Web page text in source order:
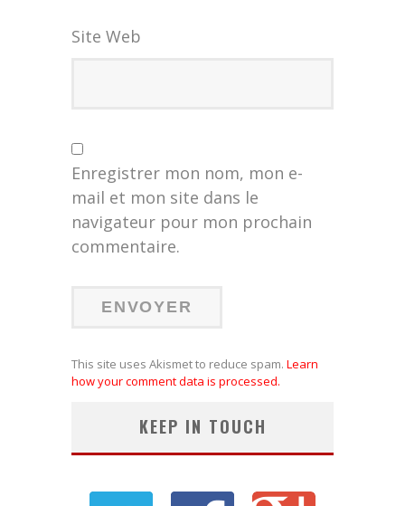
Site Web
Enregistrer mon nom, mon e-
mail et mon site dans le
navigateur pour mon prochain
commentaire.
This site uses Akismet to reduce spam. Learn
how your comment data is processed.
KEEP IN TOUCH